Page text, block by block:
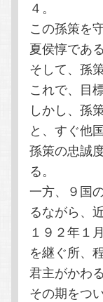
４。
この孫策を
夏侯惇であ
そして、孫
これで、目
しかし、孫
と、すぐ他
孫策の忠誠
る。
一方、９国
るながら、
１９２年
を継ぐ所、
君主がかわ
その期をつ